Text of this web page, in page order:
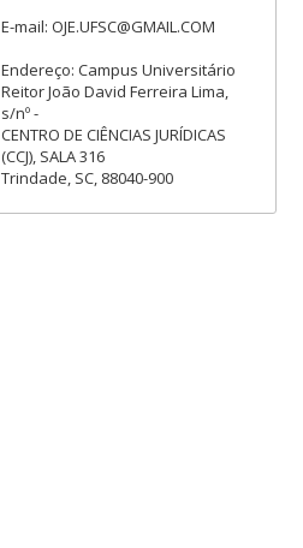
E-mail: OJE.UFSC@GMAIL.COM
Endereço: Campus Universitário
Reitor João David Ferreira Lima,
s/nº -
CENTRO DE CIÊNCIAS JURÍDICAS
(CCJ), SALA 316
Trindade, SC, 88040-900